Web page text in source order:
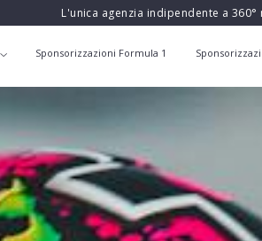
L'unica agenzia indipendente a
Sponsorizzazioni Formula 1